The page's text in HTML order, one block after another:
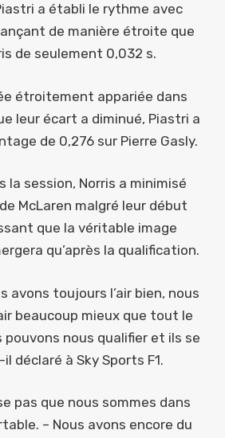
a établi le rythme avec
de manière étroite que
de seulement 0,032 s.
étroitement appariée dans
leur écart a diminué, Piastri a
de 0,276 sur Pierre Gasly.
la session, Norris a minimisé
McLaren malgré leur début
que la véritable image
qu’après la qualification.
avons toujours l’air bien, nous
beaucoup mieux que tout le
pouvons nous qualifier et ils se
déclaré à Sky Sports F1.
pas que nous sommes dans
– Nous avons encore du